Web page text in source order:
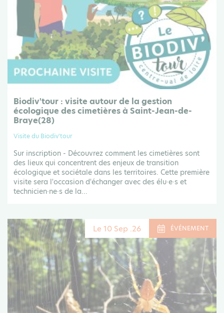
Biodiv'tour : visite autour de la gestion
écologique des cimetières à Saint-Jean-de-
Braye(28)
Visite du Biodiv'tour
Sur inscription - Découvrez comment les cimetières sont
des lieux qui concentrent des enjeux de transition
écologique et sociétale dans les territoires. Cette première
visite sera l'occasion d'échanger avec des élu·e·s et
technicien·ne·s de la...
Le 10 Sep .26 ÉVÉNEMENT